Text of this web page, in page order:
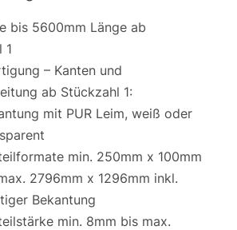
bis 5600mm Länge ab
1
– Kanten und
ab Stückzahl 1:
mit PUR Leim, weiß oder
min. 250mm x 100mm
2796mm x 1296mm inkl.
Bekantung
min. 8mm bis max.